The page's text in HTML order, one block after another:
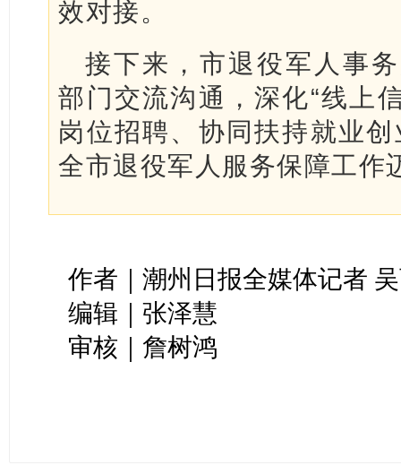
效对接。
接下来，市退役军人事
部门交流沟通，深化“线上
岗位招聘、协同扶持就业
全市退役军人服务保障工
作者｜潮州日报全媒体记者
编辑｜张泽慧
审核｜詹树鸿